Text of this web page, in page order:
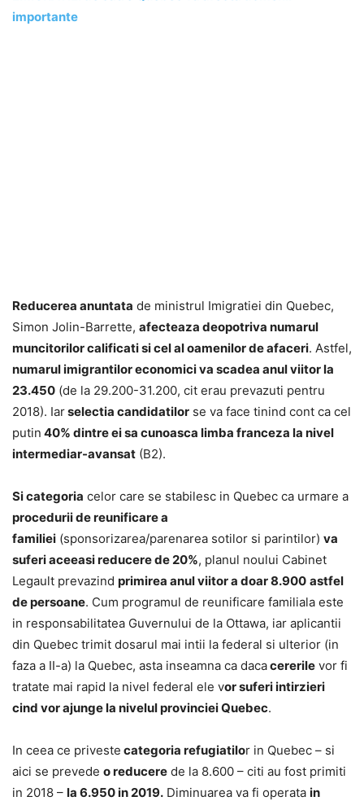
importante
Reducerea anuntata de ministrul Imigratiei din Quebec,
Simon Jolin-Barrette, afecteaza deopotriva numarul
muncitorilor calificati si cel al oamenilor de afaceri. Astfel,
numarul imigrantilor economici va scadea anul viitor la
23.450 (de la 29.200-31.200, cit erau prevazuti pentru
2018). Iarselectia candidatilor se va face tinind cont ca cel
putin 40% dintre ei sa cunoasca limba franceza la nivel
intermediar-avansat (B2).
Si categoria celor care se stabilesc in Quebec ca urmare a
procedurii de reunificare a
familiei (sponsorizarea/parenarea sotilor si parintilor) va
suferi aceeasi reducere de 20%, planul noului Cabinet
Legault prevazind primirea anul viitor a doar 8.900 astfel
de persoane. Cum programul de reunificare familiala este
in responsabilitatea Guvernului de la Ottawa, iar aplicantii
din Quebec trimit dosarul mai intii la federal si ulterior (in
faza a II-a) la Quebec, asta inseamna ca dacacererile vor fi
tratate mai rapid la nivel federal ele vor suferi intirzieri
cind vor ajunge la nivelul provinciei Quebec.
In ceea ce priveste categoria refugiatilor in Quebec – si
aici se prevede o reducere de la 8.600 – citi au fost primiti
in 2018 – la 6.950 in 2019. Diminuarea va fi operata in